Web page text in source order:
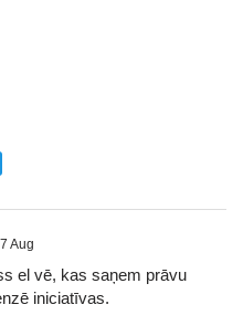
7 Aug
el vē, kas saņem prāvu
iniciatīvas.